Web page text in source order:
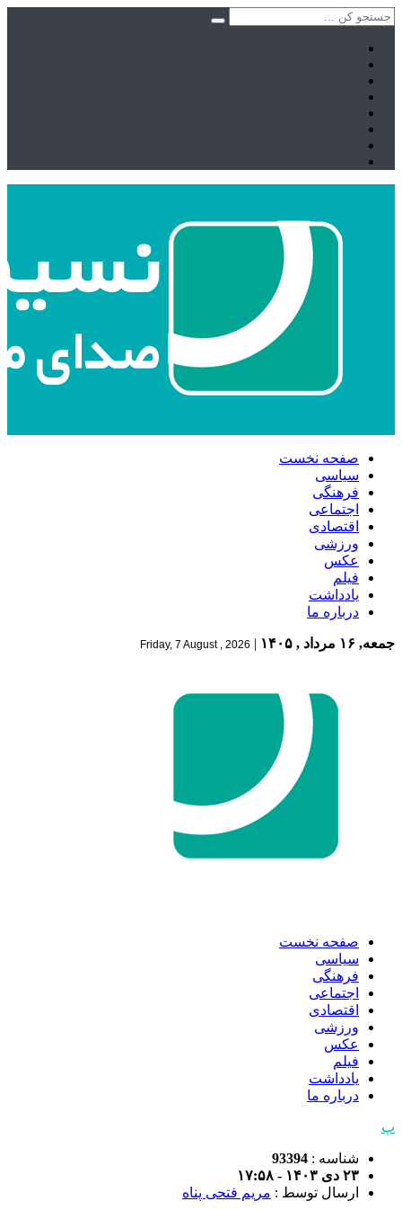
صفحه نخست
سیاسی
فرهنگی
اجتماعی
اقتصادی
ورزشی
عکس
فیلم
یادداشت
درباره ما
جمعه, ۱۶ مرداد , ۱۴۰۵ |
Friday, 7 August , 2026
صفحه نخست
سیاسی
فرهنگی
اجتماعی
اقتصادی
ورزشی
عکس
فیلم
یادداشت
درباره ما
پ
شناسه : 93394
۲۳ دی ۱۴۰۳ - ۱۷:۵۸
ارسال توسط : مریم فتحی پناه